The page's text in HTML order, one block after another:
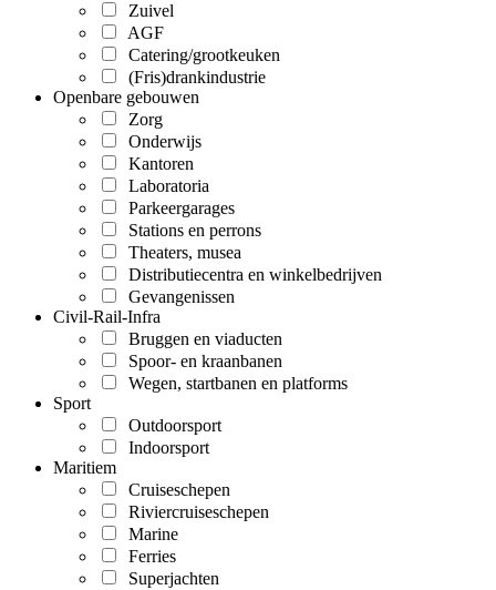
Zuivel
AGF
Catering/grootkeuken
(Fris)drankindustrie
Openbare gebouwen
Zorg
Onderwijs
Kantoren
Laboratoria
Parkeergarages
Stations en perrons
Theaters, musea
Distributiecentra en winkelbedrijven
Gevangenissen
Civil-Rail-Infra
Bruggen en viaducten
Spoor- en kraanbanen
Wegen, startbanen en platforms
Sport
Outdoorsport
Indoorsport
Maritiem
Cruiseschepen
Riviercruiseschepen
Marine
Ferries
Superjachten